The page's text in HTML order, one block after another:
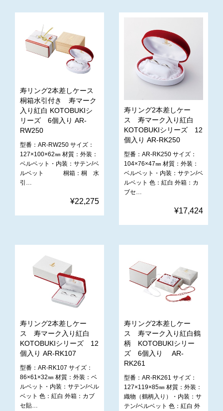
寿リング2本差しケース
桐箱水引付き 寿マーク
入り紅白 KOTOBUKIシ
リーズ 6個入り AR-
RW250
型番：AR-RW250 サイズ：
127×100×62㎜ 材質：外装：
ベルベット・内装：サテン/ベ
ルベット 桐箱：桐 水
引…
¥22,275
寿リング2本差しケー
ス 寿マーク入り紅白
KOTOBUKIシリーズ 12
個入り AR-RK250
型番：AR-RK250 サイズ：
104×76×47㎜ 材質：外装：
ベルベット・内装：サテン/ベ
ルベット 色：紅白 外箱：カ
ブセ…
¥17,424
寿リング2本差しケー
ス 寿マーク入り紅白
KOTOBUKIシリーズ 12
個入り AR-RK107
型番：AR-RK107 サイズ：
86×61×32㎜ 材質：外装：ベ
ルベット・内装：サテン/ベル
ベット 色：紅白 外箱：カブ
セ貼…
寿リング2本差しケー
ス 寿マーク入り紅白鶴
柄 KOTOBUKIシリー
ズ 6個入り AR-
RK261
型番：AR-RK261 サイズ：
127×119×85㎜ 材質：外装：
織物（鶴柄入り）・内装：サ
テン/ベルベット 色：紅白 外